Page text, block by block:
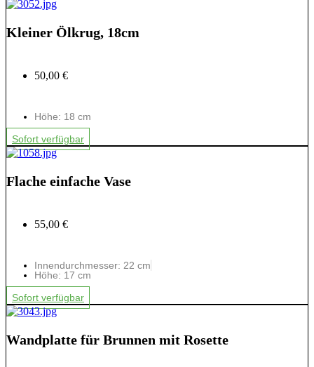
Kleiner Ölkrug, 18cm
50,00 €
Höhe: 18 cm
Sofort verfügbar
Flache einfache Vase
55,00 €
Innendurchmesser: 22 cm
Höhe: 17 cm
Sofort verfügbar
Wandplatte für Brunnen mit Rosette